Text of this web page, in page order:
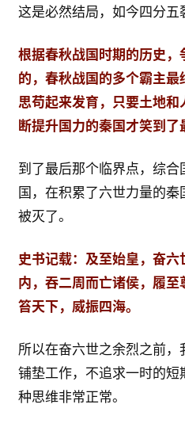
这是必然结局，如今四分五
根据春秋战国时期的历史
的，春秋战国的多个霸主
思苟起来发育，只要土地
断提升国力的秦国才笑到了
到了最后那个临界点，综
国，在积累了六世力量的
被灭了。
史书记载：及至始皇，奋
内，吞二周而亡诸侯，履
笞天下，威振四海。
所以在奋六世之余烈之前
铺垫工作，不追求一时的
种思维非常正常。